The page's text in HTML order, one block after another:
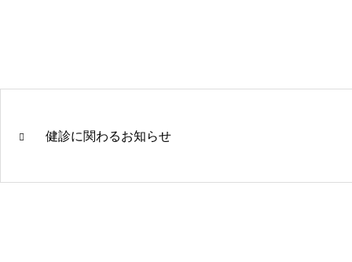
健診に関わるお知らせ